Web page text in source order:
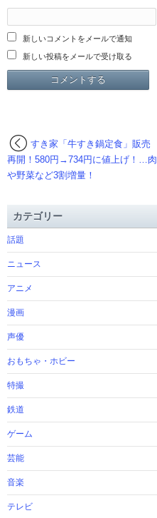
新しいコメントをメールで通知
新しい投稿をメールで受け取る
すき家「牛すき鍋定食」販売
再開！580円→734円に値上げ！…肉
や野菜など3割増量！
カテゴリー
話題
ニュース
アニメ
漫画
声優
おもちゃ・ホビー
特撮
鉄道
ゲーム
芸能
音楽
テレビ